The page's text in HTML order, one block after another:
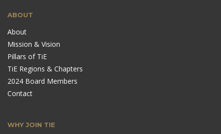
ABOUT
About
Mission & Vision
Pillars of TiE
TiE Regions & Chapters
2024 Board Members
Contact
WHY JOIN TIE